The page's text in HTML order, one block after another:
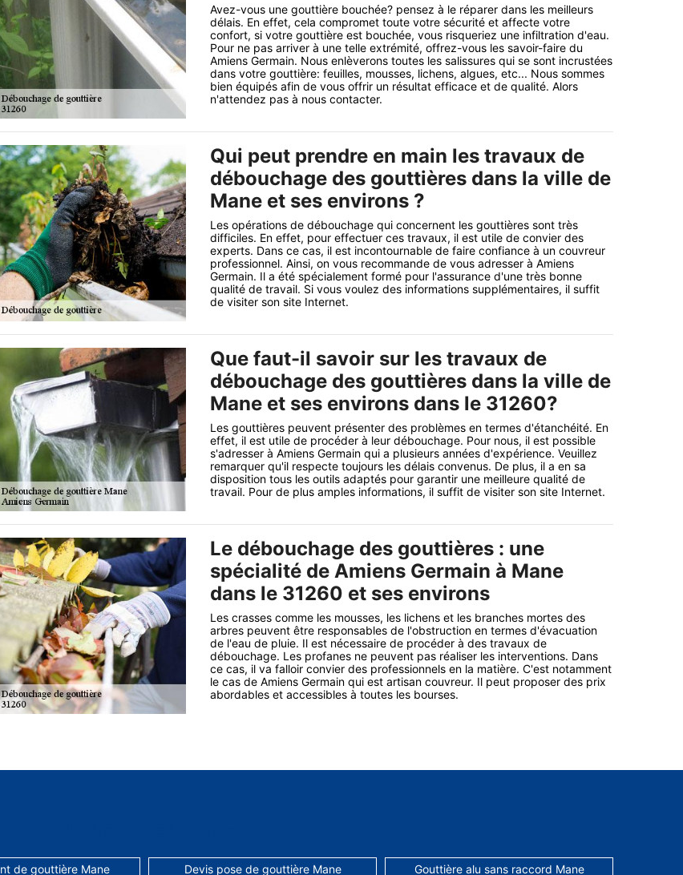
Avez-vous une gouttière bouchée? pensez à le réparer dans les meilleurs
délais. En effet, cela compromet toute votre sécurité et affecte votre
confort, si votre gouttière est bouchée, vous risqueriez une infiltration d'eau.
Pour ne pas arriver à une telle extrémité, offrez-vous les savoir-faire du
Amiens Germain. Nous enlèverons toutes les salissures qui se sont incrustées
dans votre gouttière: feuilles, mousses, lichens, algues, etc... Nous sommes
bien équipés afin de vous offrir un résultat efficace et de qualité. Alors
n'attendez pas à nous contacter.
Qui peut prendre en main les travaux de
débouchage des gouttières dans la ville de
Mane et ses environs ?
Les opérations de débouchage qui concernent les gouttières sont très
difficiles. En effet, pour effectuer ces travaux, il est utile de convier des
experts. Dans ce cas, il est incontournable de faire confiance à un couvreur
professionnel. Ainsi, on vous recommande de vous adresser à Amiens
Germain. Il a été spécialement formé pour l'assurance d'une très bonne
qualité de travail. Si vous voulez des informations supplémentaires, il suffit
de visiter son site Internet.
Que faut-il savoir sur les travaux de
débouchage des gouttières dans la ville de
Mane et ses environs dans le 31260?
Les gouttières peuvent présenter des problèmes en termes d'étanchéité. En
effet, il est utile de procéder à leur débouchage. Pour nous, il est possible
s'adresser à Amiens Germain qui a plusieurs années d'expérience. Veuillez
remarquer qu'il respecte toujours les délais convenus. De plus, il a en sa
disposition tous les outils adaptés pour garantir une meilleure qualité de
travail. Pour de plus amples informations, il suffit de visiter son site Internet.
Le débouchage des gouttières : une
spécialité de Amiens Germain à Mane
dans le 31260 et ses environs
Les crasses comme les mousses, les lichens et les branches mortes des
arbres peuvent être responsables de l'obstruction en termes d'évacuation
de l'eau de pluie. Il est nécessaire de procéder à des travaux de
débouchage. Les profanes ne peuvent pas réaliser les interventions. Dans
ce cas, il va falloir convier des professionnels en la matière. C'est notamment
le cas de Amiens Germain qui est artisan couvreur. Il peut proposer des prix
abordables et accessibles à toutes les bourses.
de gouttière Mane Devis pose de gouttière Mane Gouttière alu sans raccord Mane